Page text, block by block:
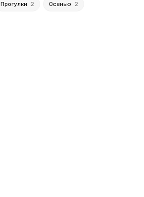
Прогулки 2 Осенью 2